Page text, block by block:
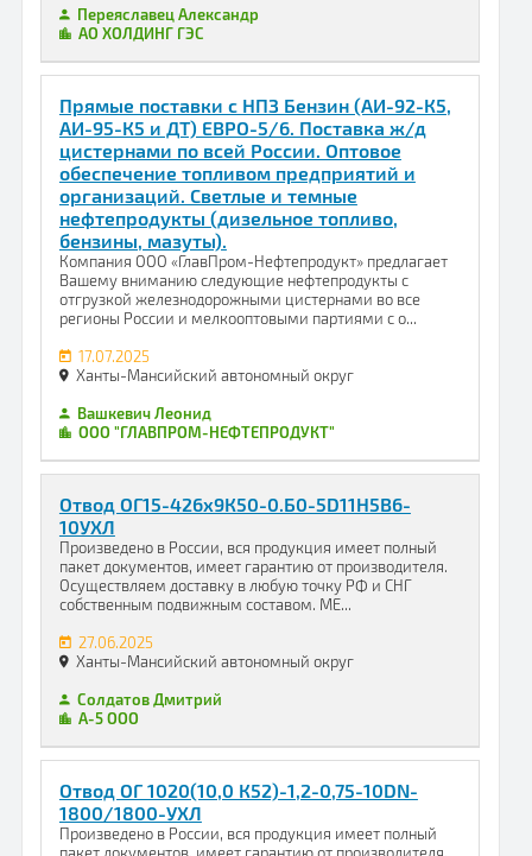
Переяславец Александр
АО ХОЛДИНГ ГЭС
Прямые поставки с НПЗ Бензин (АИ-92-К5,
АИ-95-К5 и ДТ) ЕВРО-5/6. Поставка ж/д
цистернами по всей России. Оптовое
обеспечение топливом предприятий и
организаций. Светлые и темные
нефтепродукты (дизельное топливо,
бензины, мазуты).
Компания ООО «ГлавПром-Нефтепродукт» предлагает
Вашему вниманию следующие нефтепродукты с
отгрузкой железнодорожными цистернами во все
регионы России и мелкооптовыми партиями с о...
17.07.2025
Ханты-Мансийский автономный округ
Вашкевич Леонид
ООО "ГЛАВПРОМ-НЕФТЕПРОДУКТ"
Отвод ОГ15-426x9К50-0.Б0-5D11Н5В6-
10УХЛ
Произведено в России, вся продукция имеет полный
пакет документов, имеет гарантию от производителя.
Осуществляем доставку в любую точку РФ и СНГ
собственным подвижным составом. МЕ...
27.06.2025
Ханты-Мансийский автономный округ
Солдатов Дмитрий
А-5 ООО
Отвод ОГ 1020(10,0 К52)-1,2-0,75-10DN-
1800/1800-УХЛ
Произведено в России, вся продукция имеет полный